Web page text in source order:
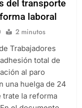
del transporte
laboral
2 minutos
Trabajadores
total de
al paro
una huelga de 24
trate la reforma